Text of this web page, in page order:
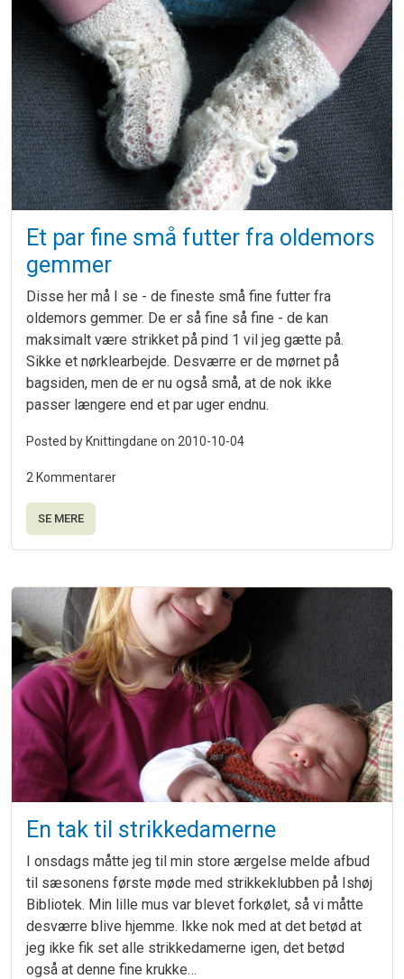
Et par fine små futter fra oldemors
gemmer
Disse her må I se - de fineste små fine futter fra
oldemors gemmer. De er så fine så fine - de kan
maksimalt være strikket på pind 1 vil jeg gætte på.
Sikke et nørklearbejde. Desværre er de mørnet på
bagsiden, men de er nu også små, at de nok ikke
passer længere end et par uger endnu.
Posted by Knittingdane on 2010-10-04
2 Kommentarer
SE MERE
En tak til strikkedamerne
I onsdags måtte jeg til min store ærgelse melde afbud
til sæsonens første møde med strikkeklubben på Ishøj
Bibliotek. Min lille mus var blevet forkølet, så vi måtte
desværre blive hjemme. Ikke nok med at det betød at
jeg ikke fik set alle strikkedamerne igen, det betød
også at denne fine krukke…